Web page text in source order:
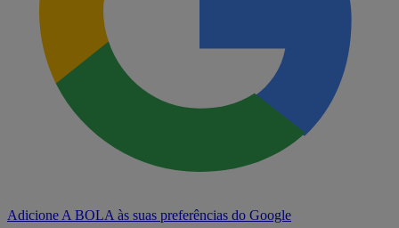
Adicione A BOLA às suas preferências do Google